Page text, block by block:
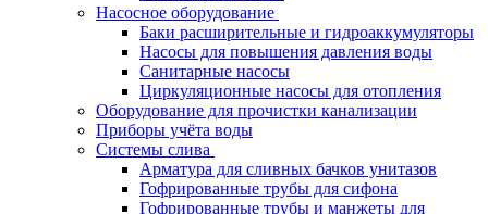
Насосное оборудование
Баки расширительные и гидроаккумуляторы
Насосы для повышения давления воды
Санитарные насосы
Циркуляционные насосы для отопления
Оборудование для прочистки канализации
Приборы учёта воды
Системы слива
Арматура для сливных бачков унитазов
Гофрированные трубы для сифона
Гофрированные трубы и манжеты для